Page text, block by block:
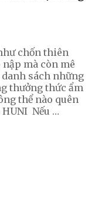
chốn thiên
mà còn mê
sách những
thưởng thức ẩm
thể nào quên
Nếu …